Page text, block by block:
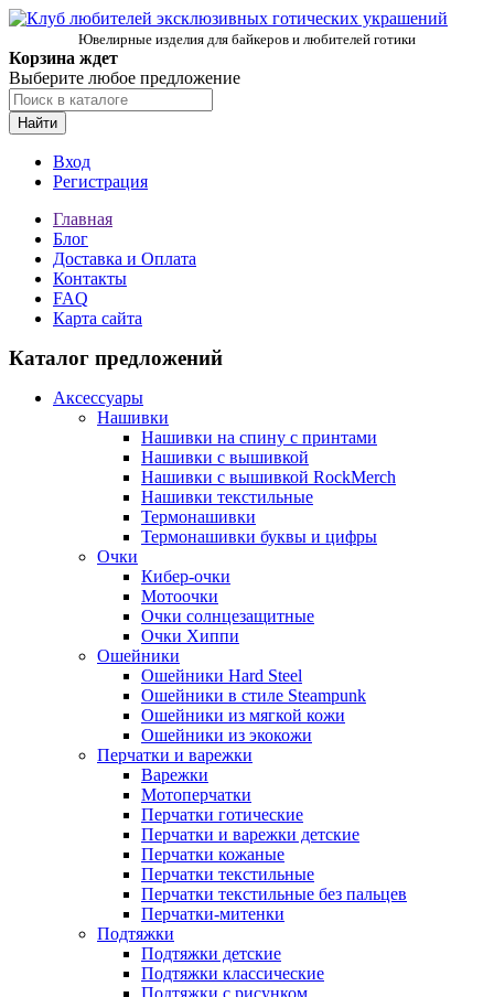
Ювелирные изделия для байкеров и любителей готики
Корзина ждет
Выберите любое предложение
Найти
Вход
Регистрация
Главная
Блог
Доставка и Оплата
Контакты
FAQ
Карта сайта
Каталог предложений
Аксессуары
Нашивки
Нашивки на спину с принтами
Нашивки с вышивкой
Нашивки с вышивкой RockMerch
Нашивки текстильные
Термонашивки
Термонашивки буквы и цифры
Очки
Кибер-очки
Мотоочки
Очки солнцезащитные
Очки Хиппи
Ошейники
Ошейники Hard Steel
Ошейники в стиле Steampunk
Ошейники из мягкой кожи
Ошейники из экокожи
Перчатки и варежки
Варежки
Мотоперчатки
Перчатки готические
Перчатки и варежки детские
Перчатки кожаные
Перчатки текстильные
Перчатки текстильные без пальцев
Перчатки-митенки
Подтяжки
Подтяжки детские
Подтяжки классические
Подтяжки с рисунком